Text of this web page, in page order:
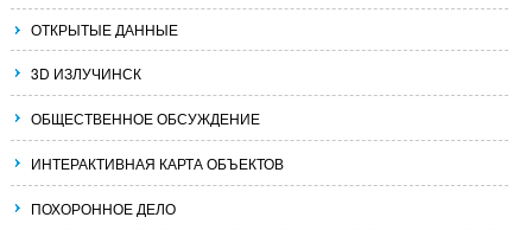
ОТКРЫТЫЕ ДАННЫЕ
3D ИЗЛУЧИНСК
ОБЩЕСТВЕННОЕ ОБСУЖДЕНИЕ
ИНТЕРАКТИВНАЯ КАРТА ОБЪЕКТОВ
ПОХОРОННОЕ ДЕЛО